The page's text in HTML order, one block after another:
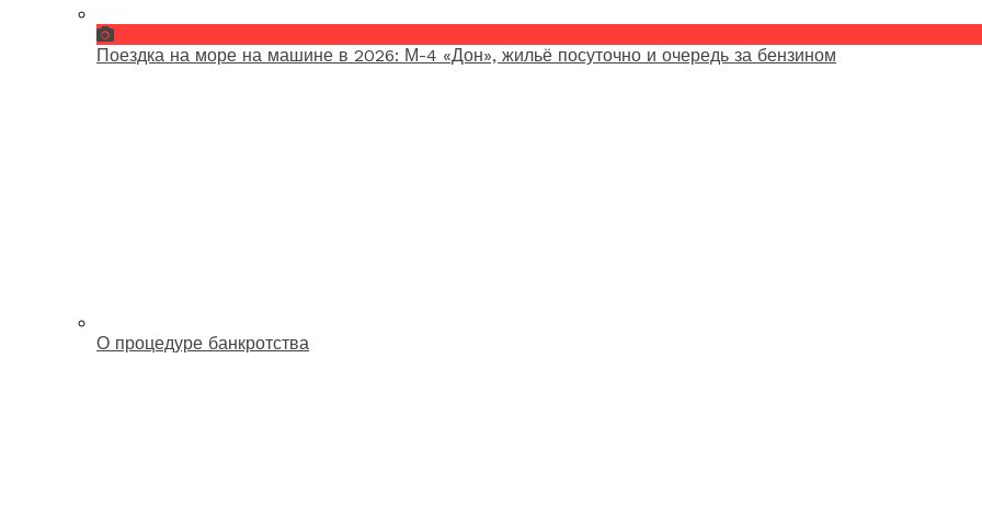
Поездка на море на машине в 2026: М-4 «Дон», жильё посуточно и очередь за бензином
О процедуре банкротства